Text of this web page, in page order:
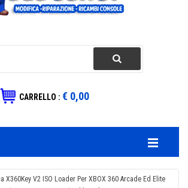
CARRELLO : € 0,00
X360Key V2 ISO Loader Per XBOX 360 Arcade Ed Elite